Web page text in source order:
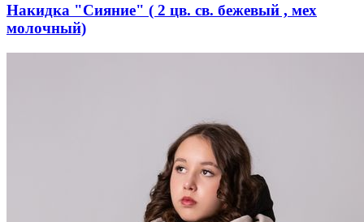
Накидка "Сияние" ( 2 цв. св. бежевый , мех
молочный)